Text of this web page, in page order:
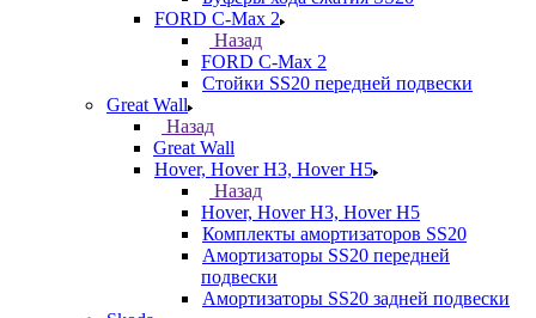
FORD C-Max 2
Назад
FORD C-Max 2
Стойки SS20 передней подвески
Great Wall
Назад
Great Wall
Hover, Hover H3, Hover H5
Назад
Hover, Hover H3, Hover H5
Комплекты амортизаторов SS20
Амортизаторы SS20 передней
подвески
Амортизаторы SS20 задней подвески